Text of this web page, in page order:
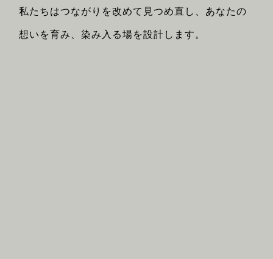
私たちはつながりを改めて見つめ直し、あなたの
想いを育み、染み入る場を設計します。